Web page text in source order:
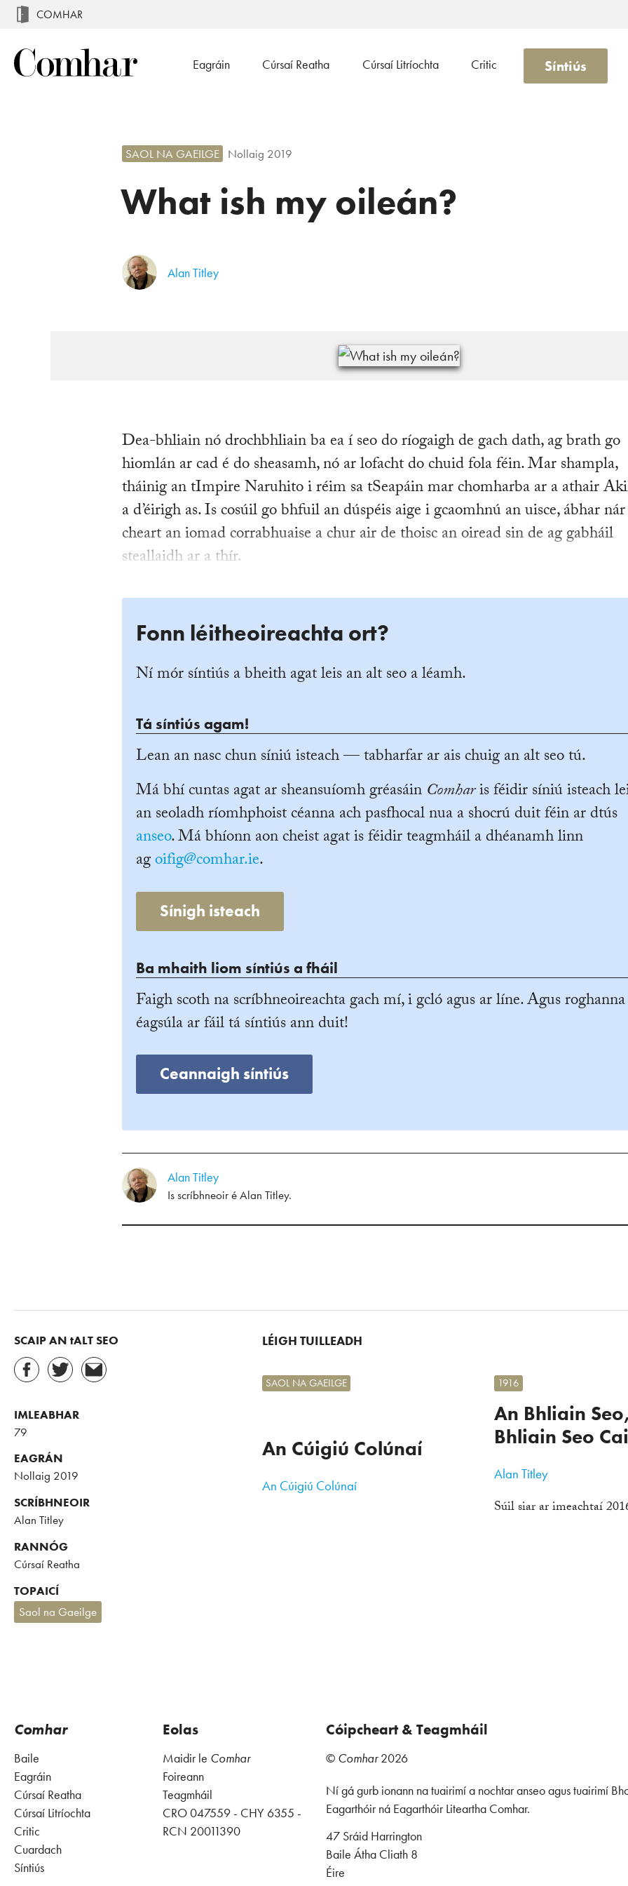
COMHAR
Eagráin Cúrsaí Reatha Cúrsaí Litríochta Critic Síntiús
What ish my oileán?
SAOL NA GAEILGE Nollaig 2019
Alan Titley
Dea-bhliain nó drochbhliain ba ea í seo do ríogaigh de gach dath, ag brath go
hiomlán ar cad é do sheasamh, nó ar lofacht do chuid fola féin. Mar shampla,
tháinig an tImpire Naruhito i réim sa tSeapáin mar chomharba ar a athair
a d’éirigh as. Is cosúil go bhfuil an dúspéis aige i gcaomhnú an uisce, ábhar nár
cheart an iomad corrabhuaise a chur air de thoisc an oiread sin de ag gabháil
steallaidh ar a thír.
Fonn léitheoireachta ort?
Ní mór síntiús a bheith agat leis an alt seo a léamh.
Tá síntiús agam!
Lean an nasc chun síniú isteach — tabharfar ar ais chuig an alt seo tú.
Má bhí cuntas agat ar sheansuíomh gréasáin Comharis féidir síniú isteach
an seoladh ríomhphoist céanna ach pasfhocal nua a shocrú duit féin ar dtús
anseo. Má bhíonn aon cheist agat is féidir teagmháil a dhéanamh linn
agoifig@comhar.ie.
Sínigh isteach
Ba mhaith liom síntiús a fháil
Faigh scoth na scríbhneoireachta gach mí, i gcló agus ar líne. Agus roghanna
éagsúla ar fáil tá síntiús ann duit!
Ceannaigh síntiús
Alan Titley
Is scríbhneoir é Alan Titley.
SCAIP AN tALT SEO
IMLEABHAR
79
EAGRÁN
Nollaig 2019
SCRÍBHNEOIR
Alan Titley
RANNÓG
Cúrsaí Reatha
TOPAICÍ
Saol na Gaeilge
LÉIGH TUILLEADH
An Cúigiú Colúnaí
SAOL NA GAEILGE
An Cúigiú Colúnaí
An Bhliain
Bhliain Seo
1916
Alan Titley
Súil siar ar imeachtaí
Comhar
Baile
Eagráin
Cúrsaí Reatha
Cúrsaí Litríochta
Critic
Cuardach
Síntiús
Eolas
Maidir le Comhar
Foireann
Teagmháil
CRO 047559 - CHY 6355 -
RCN 20011390
Cóipcheart & Teagmháil
© Comhar2026
Ní gá gurb ionann na tuairimí a nochtar anseo agus tuairimí
Eagarthóir ná Eagarthóir Liteartha Comhar.
47 Sráid Harrington
Baile Átha Cliath 8
Éire